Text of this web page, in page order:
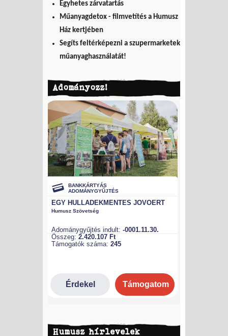
Egyhetes zárvatartás
Műanyagdetox - filmvetítés a Humusz
Ház kertjében
Segíts feltérképezni a szupermarketek
műanyaghasználatát!
Adományozz!
Humusz hírlevelek